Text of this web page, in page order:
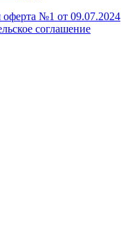
№1 от 09.07.2024
соглашение